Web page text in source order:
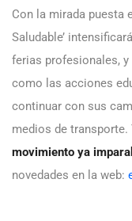
Con la mirada puesta
Saludable’
ferias profesionales,
como las acciones
continuar con sus
medios de
movimiento ya
novedades en la web: